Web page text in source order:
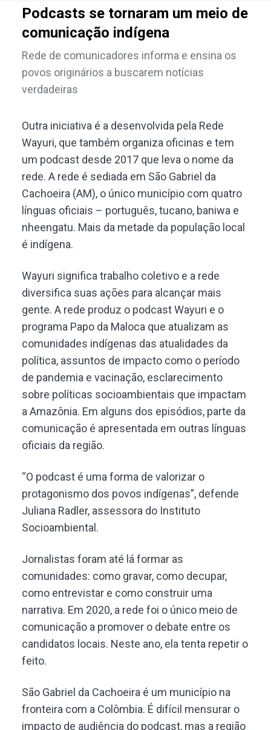
Podcasts se tornaram um meio de
comunicação indígena
Rede de comunicadores informa e ensina os
povos originários a buscarem notícias
verdadeiras
Outra iniciativa é a desenvolvida pela Rede
Wayuri, que também organiza oficinas e tem
um podcast desde 2017 que leva o nome da
rede. A rede é sediada em São Gabriel da
Cachoeira (AM), o único município com quatro
línguas oficiais – português, tucano, baniwa e
nheengatu. Mais da metade da população local
é indígena.
Wayuri significa trabalho coletivo e a rede
diversifica suas ações para alcançar mais
gente. A rede produz o podcast Wayuri e o
programa Papo da Maloca que atualizam as
comunidades indígenas das atualidades da
política, assuntos de impacto como o período
de pandemia e vacinação, esclarecimento
sobre políticas socioambientais que impactam
a Amazônia. Em alguns dos episódios, parte da
comunicação é apresentada em outras línguas
oficiais da região.
“O podcast é uma forma de valorizar o
protagonismo dos povos indígenas”, defende
Juliana Radler, assessora do Instituto
Socioambiental.
Jornalistas foram até lá formar as
comunidades: como gravar, como decupar,
como entrevistar e como construir uma
narrativa. Em 2020, a rede foi o único meio de
comunicação a promover o debate entre os
candidatos locais. Neste ano, ela tenta repetir o
feito.
São Gabriel da Cachoeira é um município na
fronteira com a Colômbia. É difícil mensurar o
impacto de audiência do podcast, mas a região